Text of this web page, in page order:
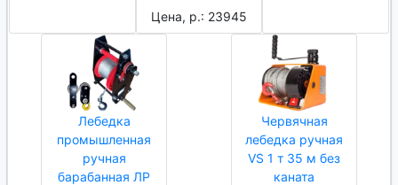
Цена, р.: 23945
Лебедка
промышленная
ручная
барабанная ЛР
Червячная
лебедка ручная
VS 1 т 35 м без
каната